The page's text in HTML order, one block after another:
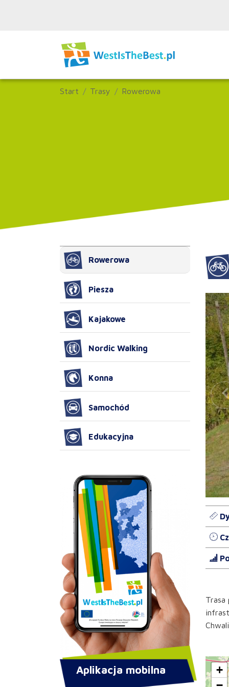
Start Trasy Rowerowa
Trasa
+
Rowerowa
Piesza
Kajakowe
Nordic Walking
Konna
Samochód
Edukacyjna
Aplikacja mobilna